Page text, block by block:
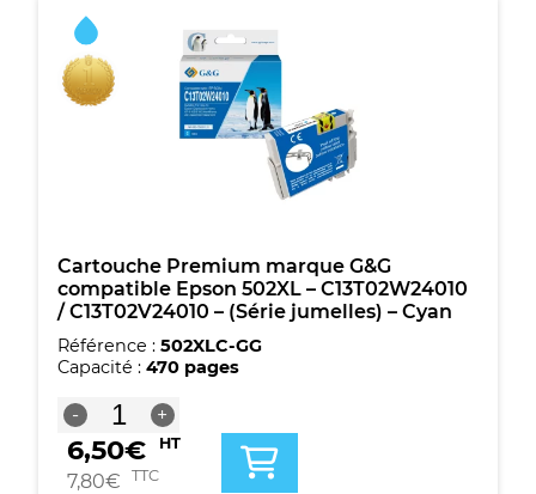
C13T02W34010
/
C13T02V34010
-
Cartouche Premium marque G&G
compatible Epson 502XL – C13T02W24010
/ C13T02V24010 – (Série jumelles) – Cyan
Référence : 502XLC-GG
Capacité : 470 pages
-
quantité
de
Cartouche
Premium
+
6,50€ HT
7,80€ TTC